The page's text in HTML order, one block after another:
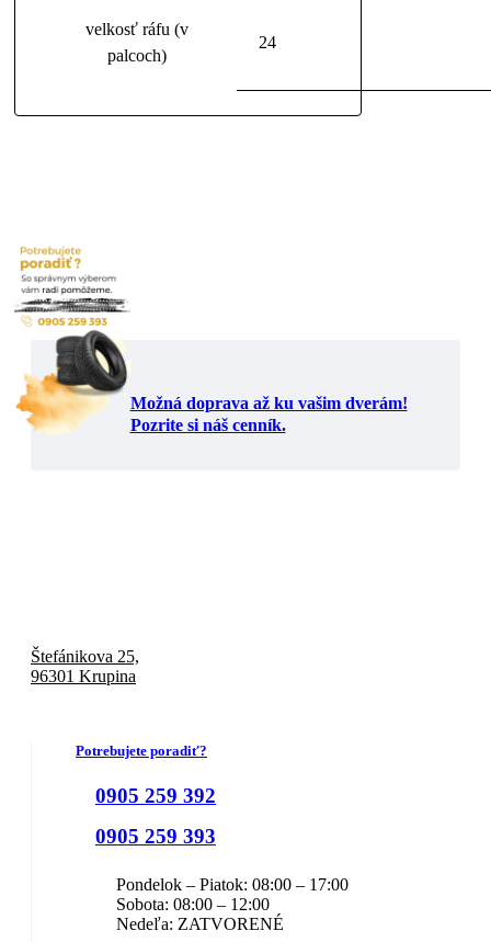
velkosť ráfu (v
palcoch)
24
Možná doprava až ku vašim dverám!
Pozrite si náš cenník.
Štefánikova 25,
96301 Krupina
Potrebujete poradiť?
0905 259 392
0905 259 393
Pondelok – Piatok: 08:00 – 17:00
Sobota: 08:00 – 12:00
Nedeľa: ZATVORENÉ